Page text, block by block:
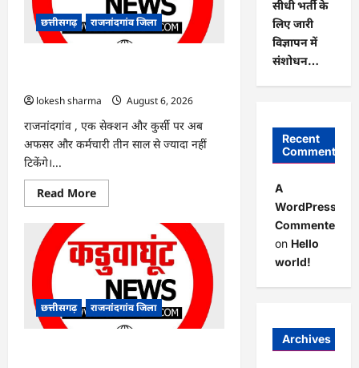
हरियाली
लाने
मेयर
छत्तीसगढ़ राजनांदगांव जिला
lokesh sharma
August 6, 2026
राजनांदगांव , एक सेक्शन और कुर्सी पर अब
अफसर और कर्मचारी तीन साल से ज्यादा नहीं
टिकेंगे।...
Read MoreRead
more
कुर्सी
पर
3
साल
ज्यादा
नहीं
टिकेंगे
छत्तीसगढ़ राजनांदगांव जिला
सीधी भर्ती के
लिए जारी
विज्ञापन में
संशोधन…
Recent
Comments
A
WordPress
Commenter
on Hello
world!
Archives